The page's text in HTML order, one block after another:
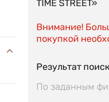
TIME STREET»
Внимание!
покупкой
Результат
По заданным